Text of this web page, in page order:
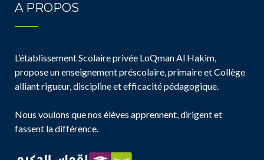
A PROPOS
L’établissement Scolaire privée LoQman Al Hakim,
propose un enseignement préscolaire, primaire et Collège
alliant rigueur, discipline et efficacité pédagogique.
Nous voulons que nos élèves apprennent, dirigent et
fassent la différence.